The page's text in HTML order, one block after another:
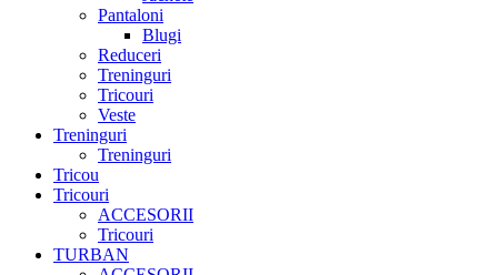
Pantaloni
Blugi
Reduceri
Treninguri
Tricouri
Veste
Treninguri
Treninguri
Tricou
Tricouri
ACCESORII
Tricouri
TURBAN